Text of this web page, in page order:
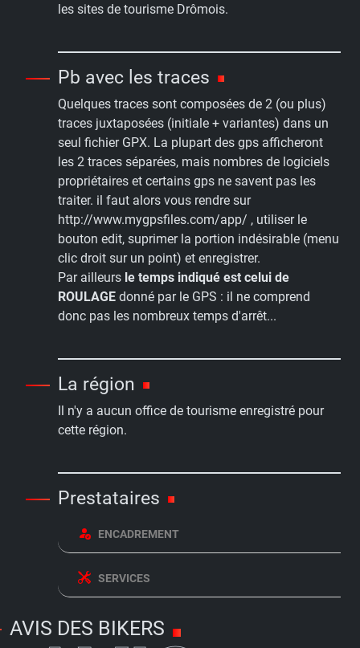
les sites de tourisme Drômois.
Pb avec les traces
Quelques traces sont composées de 2 (ou plus)
traces juxtaposées (initiale + variantes) dans un
seul fichier GPX. La plupart des gps afficheront
les 2 traces séparées, mais nombres de logiciels
propriétaires et certains gps ne savent pas les
traiter. il faut alors vous rendre sur
http://www.mygpsfiles.com/app/ , utiliser le
bouton edit, suprimer la portion indésirable (menu
clic droit sur un point) et enregistrer.
Par ailleurs le temps indiqué est celui de
ROULAGE donné par le GPS : il ne comprend
donc pas les nombreux temps d'arrêt...
La région
Il n'y a aucun office de tourisme enregistré pour
cette région.
Prestataires
ENCADREMENT
SERVICES
AVIS DES BIKERS